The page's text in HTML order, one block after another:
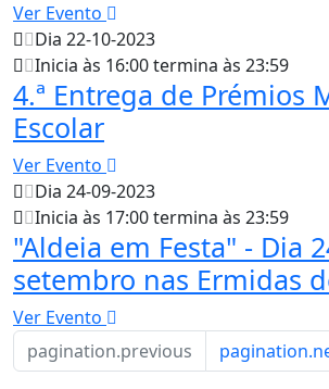
Ver Evento
Dia 22-10-2023
Inicia às 16:00 termina às 23:59
4.ª Entrega de Prémios
Escolar
Ver Evento
Dia 24-09-2023
Inicia às 17:00 termina às 23:59
"Aldeia em Festa" - Dia
setembro nas Ermidas
Ver Evento
pagination.previous